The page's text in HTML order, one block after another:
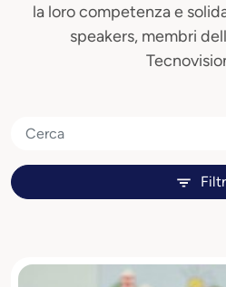
Codice
Il nostro
la loro competenza e
speakers, membri